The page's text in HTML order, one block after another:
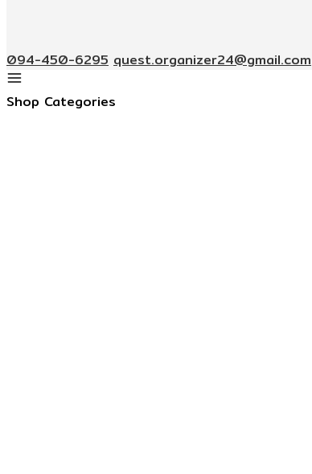
094-450-6295 quest.organizer24@gmail.com
Shop Categories